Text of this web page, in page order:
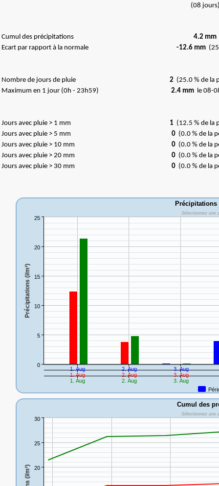
(08
Cumul des précipitations
4.2 mm
Ecart par rapport à la normale
-12.6 mm
Nombre de jours de pluie 2 (25.0 % de la
Maximum en 1 jour (0h - 23h59)
2.4 mmle 08-
Jours avec pluie > 1 mm 1 (12.5 % de la
Jours avec pluie > 5 mm
0(0.0 % de la
Jours avec pluie > 10 mm
0(0.0 % de la
Jours avec pluie > 20 mm
0(0.0 % de la
Jours avec pluie > 30 mm
0(0.0 % de la